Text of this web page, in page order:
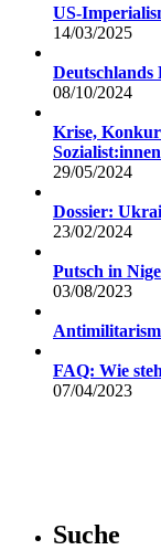
US-
14/03/2025
Deutschlands
08/10/2024
Krise,
29/05/2024
Dossier:
23/02/2024
Putsch in
03/08/2023
FAQ: Wie
07/04/2023
Suche